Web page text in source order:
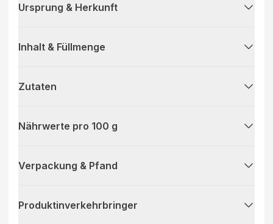
Ursprung & Herkunft
Inhalt & Füllmenge
Zutaten
Nährwerte pro 100 g
Verpackung & Pfand
Produktinverkehrbringer